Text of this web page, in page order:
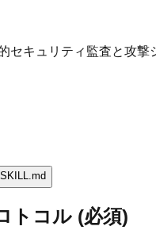
セキュリティ監査と攻撃
トコル (必須)